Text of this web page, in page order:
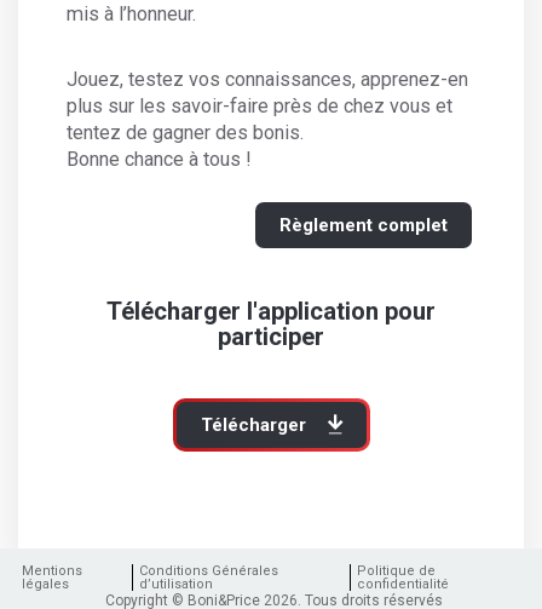
mis à l’honneur.
Jouez, testez vos connaissances, apprenez-en
plus sur les savoir-faire près de chez vous et
tentez de gagner des bonis.
Bonne chance à tous !
Règlement complet
Télécharger l'application pour
participer
Télécharger
Mentions
légales
Conditions Générales
d’utilisation
Politique de
confidentialité
Copyright © Boni&Price 2026. Tous droits réservés